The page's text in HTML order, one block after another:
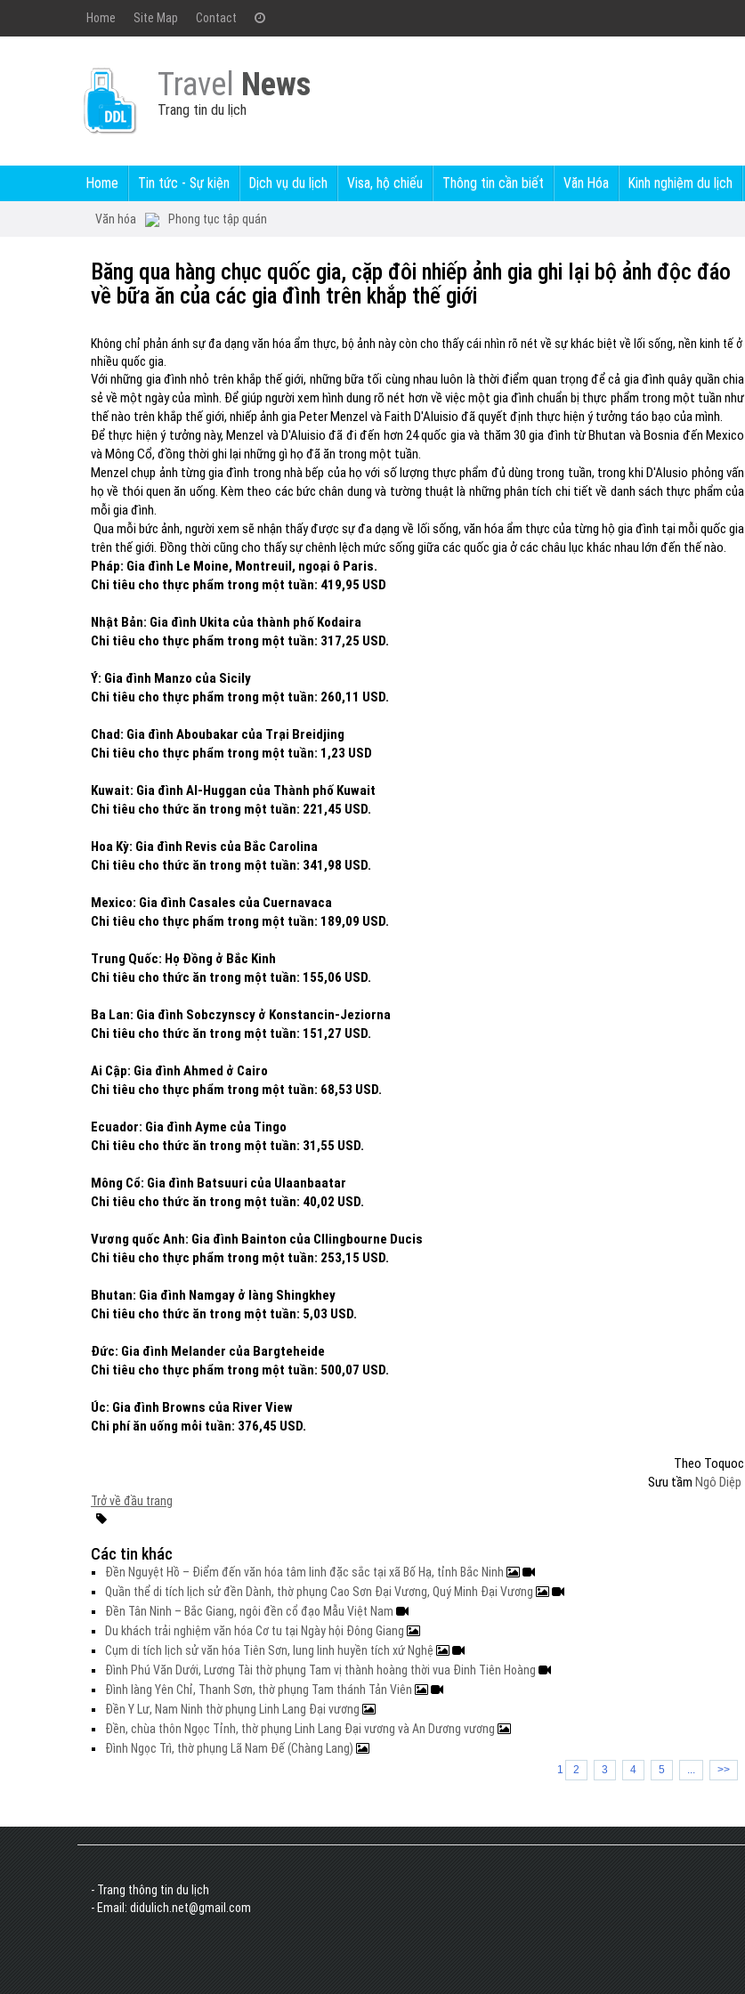
Home Site Map Contact
Travel News
Trang tin du lịch
Home Tin tức - Sự kiện Dịch vụ du lịch Visa, hộ chiếu Thông tin cần biết Văn Hóa Kinh nghiệm du lịch
Văn hóa Phong tục tập quán
Băng qua hàng chục quốc gia, cặp đôi nhiếp ảnh gia ghi lại bộ ảnh độc đáo
về bữa ăn của các gia đình trên khắp thế giới
Không chỉ phản ánh sự đa dạng văn hóa ẩm thực, bộ ảnh này còn cho thấy cái nhìn rõ nét về sự khác biệt về lối sống, nền kinh tế ở
nhiều quốc gia.
Với những gia đình nhỏ trên khắp thế giới, những bữa tối cùng nhau luôn là thời điểm quan trọng để cả gia đình quây quần chia
sẻ về một ngày của mình. Để giúp người xem hình dung rõ nét hơn về việc một gia đình chuẩn bị thực phẩm trong một tuần như
thế nào trên khắp thế giới, nhiếp ảnh gia Peter Menzel và Faith D'Aluisio đã quyết định thực hiện ý tưởng táo bạo của mình.
Để thực hiện ý tưởng này, Menzel và D'Aluisio đã đi đến hơn 24 quốc gia và thăm 30 gia đình từ Bhutan và Bosnia đến Mexico
và Mông Cổ, đồng thời ghi lại những gì họ đã ăn trong một tuần.
Menzel chụp ảnh từng gia đình trong nhà bếp của họ với số lượng thực phẩm đủ dùng trong tuần, trong khi D'Alusio phỏng vấn
họ về thói quen ăn uống. Kèm theo các bức chân dung và tường thuật là những phân tích chi tiết về danh sách thực phẩm của
mỗi gia đình.
Qua mỗi bức ảnh, người xem sẽ nhận thấy được sự đa dạng về lối sống, văn hóa ẩm thực của từng hộ gia đình tại mỗi quốc gia
trên thế giới. Đồng thời cũng cho thấy sự chênh lệch mức sống giữa các quốc gia ở các châu lục khác nhau lớn đến thế nào.
Pháp: Gia đình Le Moine, Montreuil, ngoại ô Paris.
Chi tiêu cho thực phẩm trong một tuần: 419,95 USD
Nhật Bản: Gia đình Ukita của thành phố Kodaira
Chi tiêu cho thực phẩm trong một tuần: 317,25 USD.
Ý: Gia đình Manzo của Sicily
Chi tiêu cho thực phẩm trong một tuần: 260,11 USD.
Chad: Gia đình Aboubakar của Trại Breidjing
Chi tiêu cho thực phẩm trong một tuần: 1,23 USD
Kuwait: Gia đình Al-Huggan của Thành phố Kuwait
Chi tiêu cho thức ăn trong một tuần: 221,45 USD.
Hoa Kỳ: Gia đình Revis của Bắc Carolina
Chi tiêu cho thức ăn trong một tuần: 341,98 USD.
Mexico: Gia đình Casales của Cuernavaca
Chi tiêu cho thực phẩm trong một tuần: 189,09 USD.
Trung Quốc: Họ Đồng ở Bắc Kinh
Chi tiêu cho thức ăn trong một tuần: 155,06 USD.
Ba Lan: Gia đình Sobczynscy ở Konstancin-Jeziorna
Chi tiêu cho thức ăn trong một tuần: 151,27 USD.
Ai Cập: Gia đình Ahmed ở Cairo
Chi tiêu cho thực phẩm trong một tuần: 68,53 USD.
Ecuador: Gia đình Ayme của Tingo
Chi tiêu cho thức ăn trong một tuần: 31,55 USD.
Mông Cổ: Gia đình Batsuuri của Ulaanbaatar
Chi tiêu cho thức ăn trong một tuần: 40,02 USD.
Vương quốc Anh: Gia đình Bainton của Cllingbourne Ducis
Chi tiêu cho thực phẩm trong một tuần: 253,15 USD.
Bhutan: Gia đình Namgay ở làng Shingkhey
Chi tiêu cho thức ăn trong một tuần: 5,03 USD.
Đức: Gia đình Melander của Bargteheide
Chi tiêu cho thực phẩm trong một tuần: 500,07 USD.
Úc: Gia đình Browns của River View
Chi phí ăn uống mỗi tuần: 376,45 USD.
Theo Toquoc
Sưu tầm Ngô Diệp
Trở về đầu trang
Các tin khác
Đền Nguyệt Hồ – Điểm đến văn hóa tâm linh đặc sắc tại xã Bố Hạ, tỉnh Bắc Ninh
Quần thể di tích lịch sử đền Dành, thờ phụng Cao Sơn Đại Vương, Quý Minh Đại Vương
Đền Tân Ninh – Bắc Giang, ngôi đền cổ đạo Mẫu Việt Nam
Du khách trải nghiệm văn hóa Cơ tu tại Ngày hội Đông Giang
Cụm di tích lịch sử văn hóa Tiên Sơn, lung linh huyền tích xứ Nghệ
Đình Phú Văn Dưới, Lương Tài thờ phụng Tam vị thành hoàng thời vua Đinh Tiên Hoàng
Đình làng Yên Chỉ, Thanh Sơn, thờ phụng Tam thánh Tản Viên
Đền Y Lư, Nam Ninh thờ phụng Linh Lang Đại vương
Đền, chùa thôn Ngọc Tỉnh, thờ phụng Linh Lang Đại vương và An Dương vương
Đình Ngọc Trì, thờ phụng Lã Nam Đế (Chàng Lang)
1 2 3 4 5 ... >>
- Trang thông tin du lịch
- Email: didulich.net@gmail.com